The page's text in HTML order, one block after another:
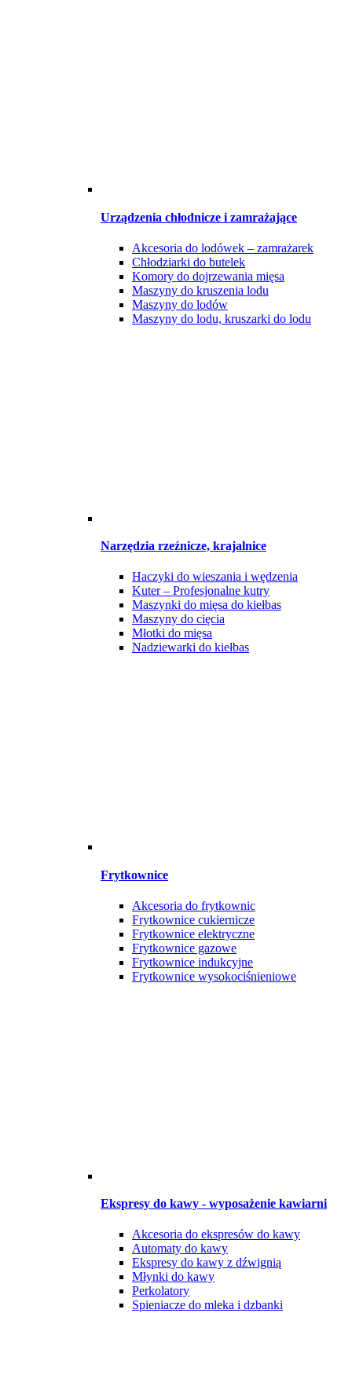
Urządzenia chłodnicze i zamrażające
Akcesoria do lodówek – zamrażarek
Chłodziarki do butelek
Komory do dojrzewania mięsa
Maszyny do kruszenia lodu
Maszyny do lodów
Maszyny do lodu, kruszarki do lodu
Narzędzia rzeźnicze, krajalnice
Haczyki do wieszania i wędzenia
Kuter – Profesjonalne kutry
Maszynki do mięsa do kiełbas
Maszyny do cięcia
Młotki do mięsa
Nadziewarki do kiełbas
Frytkownice
Akcesoria do frytkownic
Frytkownice cukiernicze
Frytkownice elektryczne
Frytkownice gazowe
Frytkownice indukcyjne
Frytkownice wysokociśnieniowe
Ekspresy do kawy - wyposażenie kawiarni
Akcesoria do ekspresów do kawy
Automaty do kawy
Ekspresy do kawy z dźwignią
Młynki do kawy
Perkolatory
Spieniacze do mleka i dzbanki